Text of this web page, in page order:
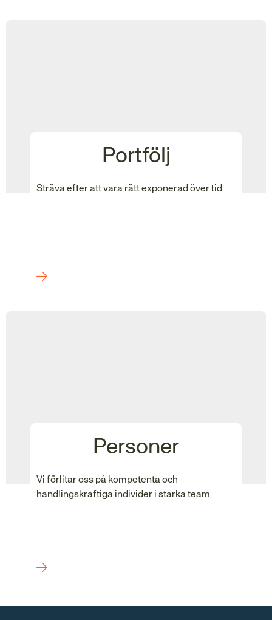
Portfölj
Sträva efter att vara rätt exponerad över tid
Personer
Vi förlitar oss på kompetenta och
handlingskraftiga individer i starka team